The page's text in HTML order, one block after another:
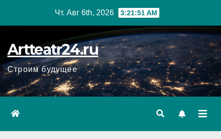
Чт. Авг 6th, 2026 3:21:52 AM
Artteatr24.ru
Строим будущее